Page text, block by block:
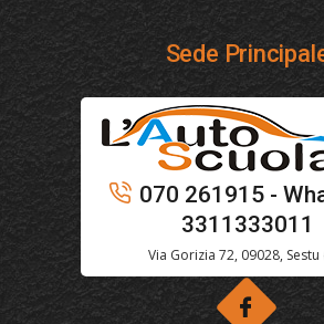
Sede
070 261915 -
3311333011
Via Gorizia 72, 09028, Sestu